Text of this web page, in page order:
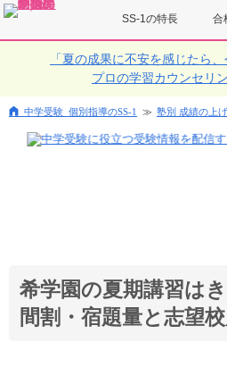
合
SS-1の特長
「夏の成果に不安を感じたら
プロの学習カウンセリ
中学受験 個別指導のSS-1 塾別 成績の上
希学園の夏期講習は
間割・宿題量と志望